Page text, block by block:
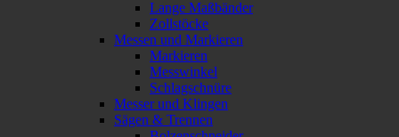
Lange Maßbänder
Zollstöcke
Messen und Markieren
Markieren
Messwinkel
Schlagschnüre
Messer und Klingen
Sägen & Trennen